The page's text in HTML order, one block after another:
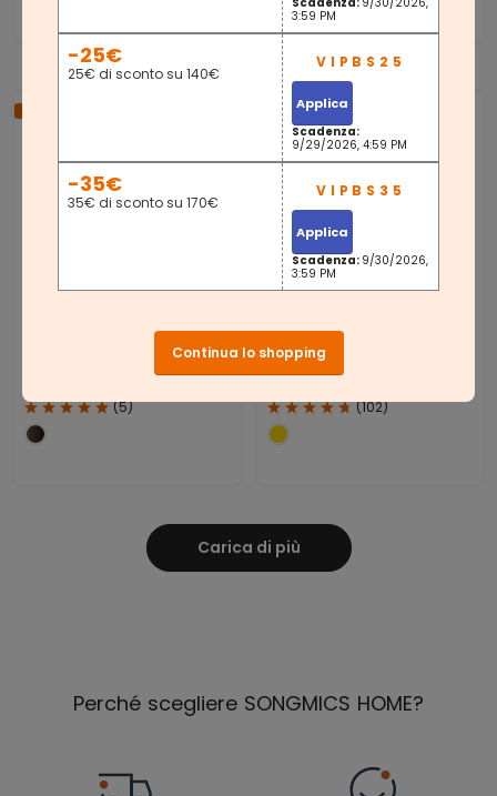
(5)
-13%
VASAGLE Tavolino
Rotondo Con Piano In
Vetro
(102)
Carica di più
Perché scegliere SONGMICS HOME?
3:59 PM
-25€
25€ di sconto su 140€
Applica
Scadenza:
9/29/2026, 4:59 PM
-35€
35€ di sconto su 170€
Applica
Scadenza: 9/30/2026,
3:59 PM
Continua lo shopping